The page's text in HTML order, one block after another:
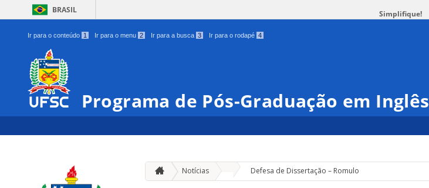
BRASIL Simplifique!
Ir para o conteúdo 1 Ir para o menu 2 Ir para a busca 3 Ir para o rodapé 4
Programa de Pós-Graduação em Inglês
Notícias Defesa de Dissertação – Romulo